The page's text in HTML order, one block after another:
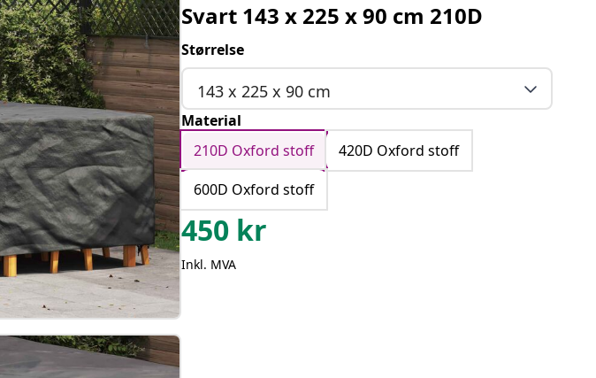
Svart 143 x 225 x 90 cm 210D
Størrelse
143 x 225 x 90 cm
Material
210D Oxford stoff
420D Oxford stoff
600D Oxford stoff
450 kr
Inkl. MVA